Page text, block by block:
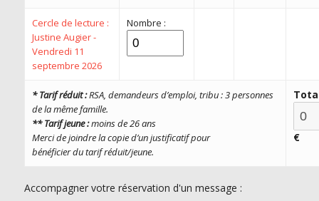
Cercle de lecture :
Justine Augier -
Vendredi 11
septembre 2026
Nombre :
* Tarif réduit :RSA, demandeurs d’emploi, tribu : 3 personnes
de la même famille.
** Tarif jeune :moins de 26 ans
Merci de joindre la copie d’un justificatif pour
bénéficier du tarif réduit/jeune.
€
Accompagner votre réservation d'un message :